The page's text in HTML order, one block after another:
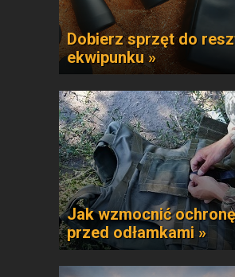
Dobierz sprzęt do
ekwipunku »
Jak wzmocnić
przed odłamkami »